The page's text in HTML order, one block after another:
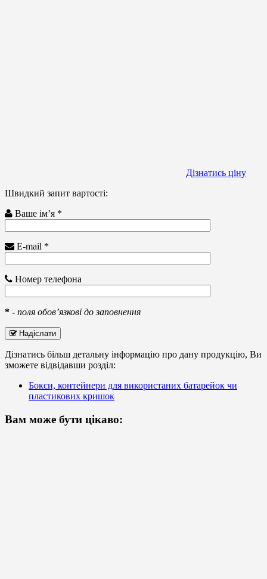
Дізнатись ціну
Швидкий запит вартості:
Ваше ім’я *
E-mail *
Номер телефона
* - поля обов’язкові до заповнення
Надіслати
Дізнатись більш детальну інформацію про дану продукцію, Ви
зможете відвідавши розділ:
Бокси, контейнери для використаних батарейок чи
пластикових кришок
Вам може бути цікаво: